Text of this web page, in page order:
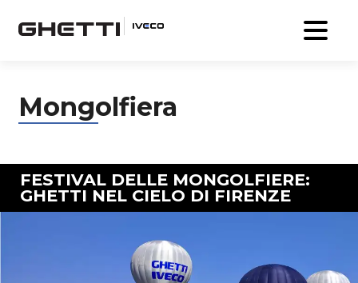
Mongolfiera
FESTIVAL DELLE MONGOLFIERE:
GHETTI NEL CIELO DI FIRENZE